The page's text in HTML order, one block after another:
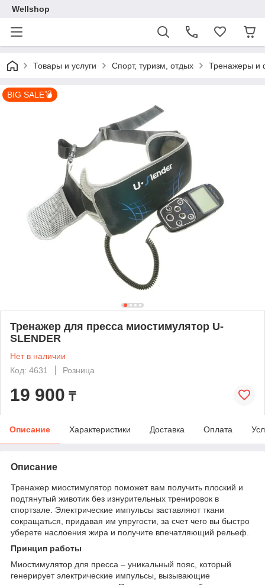
Wellshop
Товары и услуги Спорт, туризм, отдых Тренажеры и
BIG SALE💣
Тренажер для пресса миостимулятор U-
SLENDER
Нет в наличии
Код: 4631
Розница
19 900 ₸
Описание Характеристики Доставка Оплата
Описание
Тренажер миостимулятор поможет вам получить плоский и
подтянутый животик без изнурительных тренировок в
спортзале. Электрические импульсы заставляют ткани
сокращаться, придавая им упругости, за счет чего вы быстро
уберете наслоения жира и получите впечатляющий рельеф.
Принцип работы
Миостимулятор для пресса – уникальный пояс, который
генерирует электрические импульсы, вызывающие